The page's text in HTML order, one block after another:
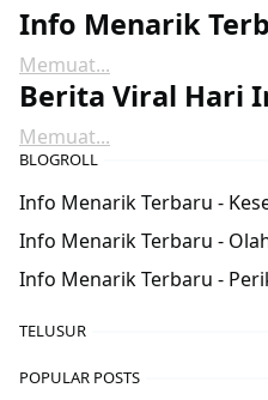
Info Menarik
Memuat...
Berita Viral Hari
Memuat...
BLOGROLL
Info Menarik Terbaru -
Info Menarik Terbaru -
Info Menarik Terbaru -
TELUSUR
POPULAR POSTS